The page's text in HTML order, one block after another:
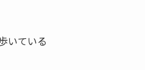
いている